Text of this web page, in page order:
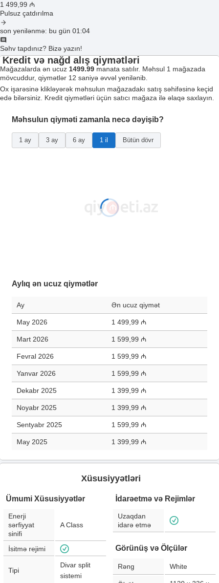
1 499 ,99 ₼
Pulsuz çatdırılma
son yenilənmə: bu gün 01:04
Səhv tapdınız? Bizə yazın!
Kredit və nağd alış qiymətləri
Mağazalarda ən ucuz 1499.99 manata satılır. Məhsul 1 mağazada
mövcuddur, qiymətlər 12 saniyə əvvəl yenilənib.
Ox işarəsinə klikləyərək məhsulun mağazadakı satış səhifəsinə keçid
edə bilərsiniz. Kredit qiymətləri üçün satıcı mağaza ilə əlaqə saxlayın.
Məhsulun qiyməti zamanla necə dəyişib?
1 ay 3 ay 6 ay 1 il Bütün dövr
Aylıq ən ucuz qiymətlər
Ay Ən ucuz qiymət
May 2026 1 499,99 ₼
Mart 2026 1 599,99 ₼
Fevral 2026 1 599,99 ₼
Yanvar 2026 1 599,99 ₼
Dekabr 2025 1 399,99 ₼
Noyabr 2025 1 399,99 ₼
Sentyabr 2025 1 599,99 ₼
May 2025 1 399,99 ₼
Xüsusiyyətləri
Ümumi Xüsusiyyətlər
Enerji
sərfiyyat
sinifi
A Class
İsitmə rejimi
Tipi
Divar split
sistemi
İdarəetmə və Rejimlər
Uzaqdan
idarə etmə
Görünüş və Ölçülər
Rəng White